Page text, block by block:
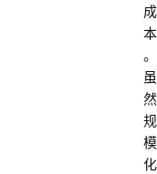
成
本
。
虽
然
规
模
化